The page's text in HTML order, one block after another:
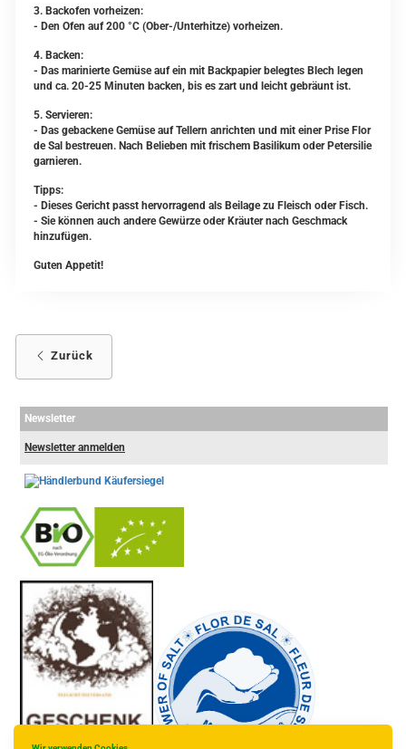
3. Backofen vorheizen:
- Den Ofen auf 200 °C (Ober-/Unterhitze) vorheizen.
4. Backen:
- Das marinierte Gemüse auf ein mit Backpapier belegtes Blech legen
und ca. 20-25 Minuten backen, bis es zart und leicht gebräunt ist.
5. Servieren:
- Das gebackene Gemüse auf Tellern anrichten und mit einer Prise Flor
de Sal bestreuen. Nach Belieben mit frischem Basilikum oder Petersilie
garnieren.
Tipps:
- Dieses Gericht passt hervorragend als Beilage zu Fleisch oder Fisch.
- Sie können auch andere Gewürze oder Kräuter nach Geschmack
hinzufügen.
Guten Appetit!
Zurück
Newsletter
Newsletter anmelden